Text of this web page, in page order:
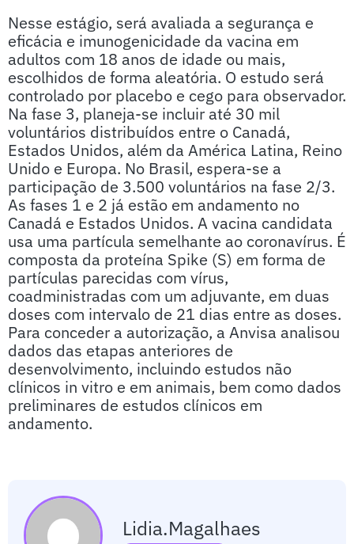
Nesse estágio, será avaliada a segurança e
eficácia e imunogenicidade da vacina em
adultos com 18 anos de idade ou mais,
escolhidos de forma aleatória. O estudo será
controlado por placebo e cego para observador.
Na fase 3, planeja-se incluir até 30 mil
voluntários distribuídos entre o Canadá,
Estados Unidos, além da América Latina, Reino
Unido e Europa. No Brasil, espera-se a
participação de 3.500 voluntários na fase 2/3.
As fases 1 e 2 já estão em andamento no
Canadá e Estados Unidos. A vacina candidata
usa uma partícula semelhante ao coronavírus. É
composta da proteína Spike (S) em forma de
partículas parecidas com vírus,
coadministradas com um adjuvante, em duas
doses com intervalo de 21 dias entre as doses.
Para conceder a autorização, a Anvisa analisou
dados das etapas anteriores de
desenvolvimento, incluindo estudos não
clínicos in vitro e em animais, bem como dados
preliminares de estudos clínicos em
andamento.
Lidia.magalhaes